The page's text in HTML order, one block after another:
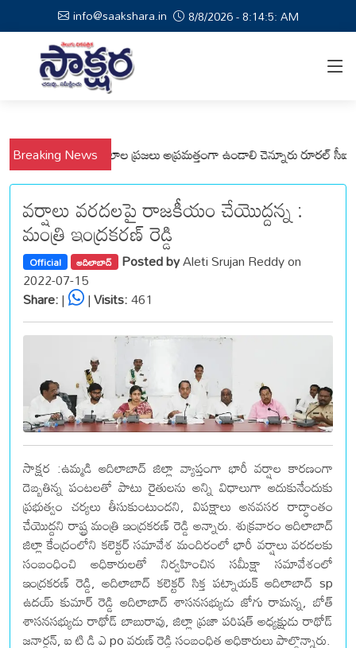
info@saakshara.in 8/8/2026 - 8:14:5: AM
Breaking News
వేమనపల్లి మండలాల ప్రజలు అప్రమత్తంగా ఉండాలి చెన్నూరు రూరల్ సీఐ ఆర్.
వర్షాలు వరదలపై రాజకీయం చేయొద్దన్న :
మంత్రి ఇంద్రకరణ్ రెడ్డి
Official ఆదిలాబాద్ Posted byAleti Srujan Reddy on
2022-07-15
Share:| |Visits:461
సాక్షర :ఉమ్మడి ఆదిలాబాద్ జిల్లా వ్యాప్తంగా భారీ వర్షాల కారణంగా
దెబ్బతిన్న పంటలతో పాటు రైతులను అన్ని విధాలుగా ఆదుకునేందుకు
ప్రభుత్వం చర్యలు తీసుకుంటుందని, విపక్షాలు అనవసర రాద్ధాంతం
చేయొద్దని రాష్ట్ర మంత్రి ఇంద్రకరణ్ రెడ్డి అన్నారు. శుక్రవారం ఆదిలాబాద్
జిల్లా కేంద్రంలోని కలెక్టర్ సమావేశ మందిరంలో భారీ వర్షాలు వరదలకు
సంబంధించి అధికారులతో నిర్వహించిన సమీక్షా సమావేశంలో
ఇంద్రకరణ్ రెడ్డి, అదిలాబాద్ కలెక్టర్ సిక్త పట్నాయక్ ఆదిలాబాద్ sp
ఉదయ్ కుమార్ రెడ్డి ఆదిలాబాద్ శాసనసభ్యుడు జోగు రామన్న, బోత్
శాసనసభ్యుడు రాథోడ్ బాబురావు, జిల్లా ప్రజా పరిషత్ అధ్యక్షుడు రాథోడ్
జనార్దన్, ఐ టి డి ఎ po వరుణ్ రెడ్డి సంబంధిత అధికారులు పాల్గొన్నారు.